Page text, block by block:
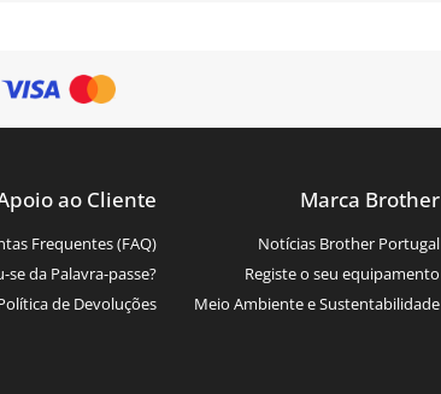
ao Cliente
Frequentes (FAQ)
se da Palavra-passe?
de Devoluções
Marca Brother
Notícias Brother Portugal
Registe o seu equipamento
Meio Ambiente e Sustentabilidade